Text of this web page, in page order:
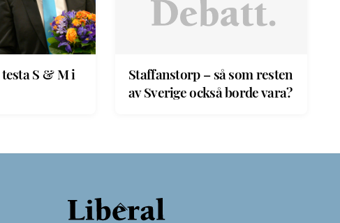
S & M i
Staffanstorp – så som resten
av Sverige också borde vara?
Back